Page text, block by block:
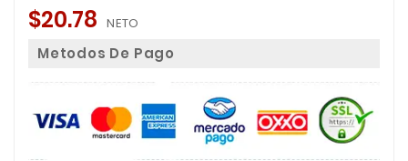
$20.78 NETO
Metodos De Pago